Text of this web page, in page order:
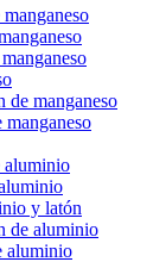
de manganeso
manganeso
aluminio
y latón
de aluminio
aluminio